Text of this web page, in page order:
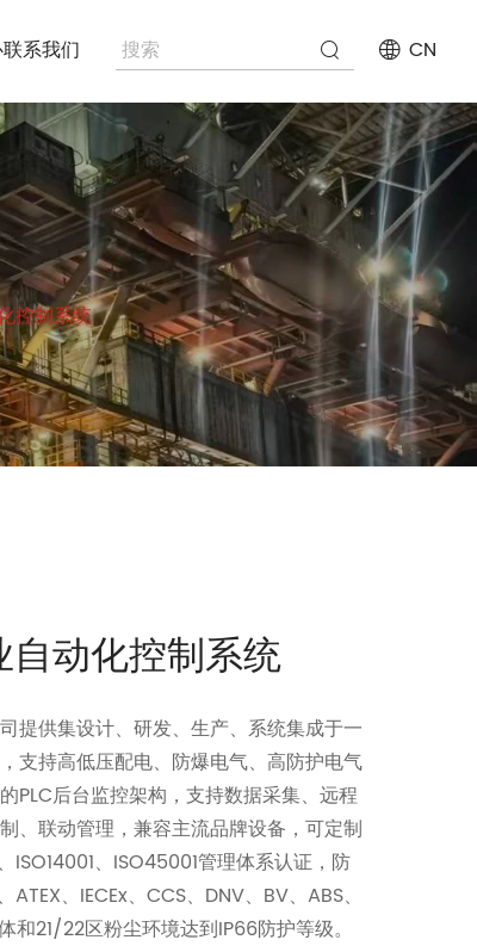
联系我们 CN
控制系统
动化控制系统
提供集设计、研发、生产、系统集成于一
支持高低压配电、防爆电气、高防护电气
PLC后台监控架构，支持数据采集、远程
、联动管理，兼容主流品牌设备，可定制
ISO14001、ISO45001管理体系认证，防
、IECEx、CCS、DNV、BV、ABS、
21/22区粉尘环境达到IP66防护等级。